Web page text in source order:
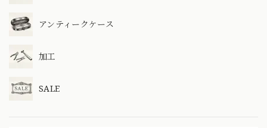
アンティークケース
加工
SALE